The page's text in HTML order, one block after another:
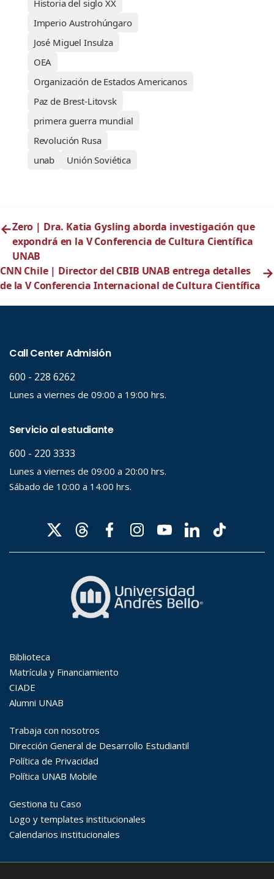
Historia del siglo XX
Imperio Austrohúngaro
José Miguel Insulza
OEA
Organización de Estados Americanos
Paz de Brest-Litovsk
primera guerra mundial
Revolución Rusa
unab
Unión Soviética
←Zero | Dra. Katia Gysling aborda investigación que
expondrá en la V Conferencia de Cultura Científica
UNAB
CNN Chile | Director del CBIB UNAB entrega detalles
de la V Conferencia Internacional de Cultura Científica
→